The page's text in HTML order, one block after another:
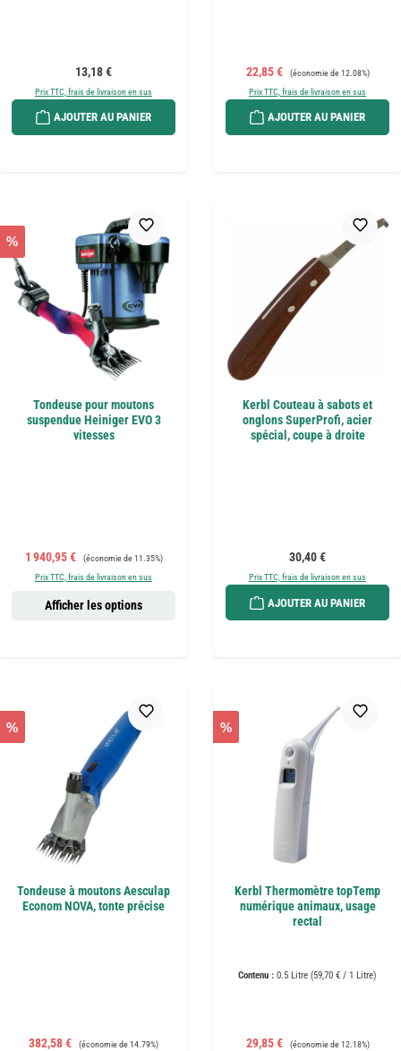
Prix régulier :
13,18 €
Prix TTC, frais de livraison en sus
AJOUTER AU PANIER
Prix de vente :
22,85 € Prix régulier :
(économie de 12.08%)
Prix TTC, frais de livraison en sus
AJOUTER AU PANIER
%
Tondeuse pour moutons
suspendue Heiniger EVO 3
vitesses
Prix de vente :
1 940,95 € Prix régulier :
(économie de 11.35%)
Prix TTC, frais de livraison en sus
Afficher les options
Kerbl Couteau à sabots et
onglons SuperProfi, acier
spécial, coupe à droite
Prix régulier :
30,40 €
Prix TTC, frais de livraison en sus
AJOUTER AU PANIER
%
Tondeuse à moutons Aesculap
Econom NOVA, tonte précise
Prix de vente :
382,58 € Prix régulier :
(économie de 14.79%)
%
Kerbl Thermomètre topTemp
numérique animaux, usage
rectal
Contenu : 0.5 Litre (59,70 € / 1 Litre)
Prix de vente :
29,85 € Prix régulier :
(économie de 12.18%)